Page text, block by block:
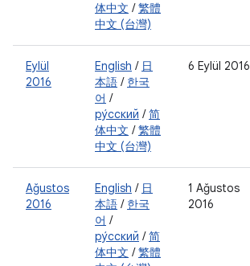
体中文 /繁體
中文 (台灣)
Eylül
2016
English / 日
本語 / 한국
어 /
ру́сский /简
体中文 /繁體
中文 (台灣)
6 Eylül 2016
Ağustos
2016
English / 日
本語 / 한국
어 /
ру́сский /简
体中文 /繁體
1 Ağustos
2016